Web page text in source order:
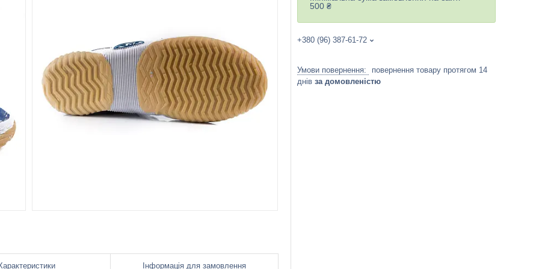
Інформація для замовлення
500 ₴
+380 (96) 387-61-72
повернення товару протягом 14
днів за домовленістю